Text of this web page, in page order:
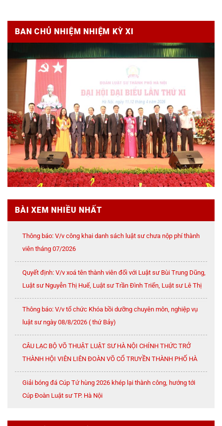
BAN CHỦ NHIỆM NHIỆM KỲ XI
BÀI XEM NHIỀU NHẤT
Thông báo: V/v công khai danh sách luật sư chưa nộp phí thành
viên tháng 07/2026
Quyết định: V/v xoá tên thành viên đối với Luật sư Bùi Trung Dũng,
Luật sư Nguyễn Thị Huế, Luật sư Trần Đình Triển, Luật sư Lê Thị
Oanh
Thông báo: V/v tổ chức Khóa bồi dưỡng chuyên môn, nghiệp vụ
luật sư ngày 08/8/2026 ( thứ Bảy)
CÂU LẠC BỘ VÕ THUẬT LUẬT SƯ HÀ NỘI CHÍNH THỨC TRỞ
THÀNH HỘI VIÊN LIÊN ĐOÀN VÕ CỔ TRUYỀN THÀNH PHỐ HÀ
NỘI
Giải bóng đá Cúp Tứ hùng 2026 khép lại thành công, hướng tới
Cúp Đoàn Luật sư TP. Hà Nội